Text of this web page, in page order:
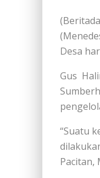
Desa
Gus
“Suatu
Pacitan,